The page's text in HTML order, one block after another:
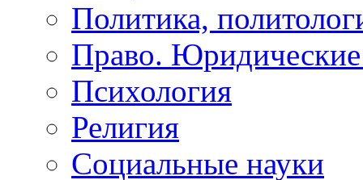
Политика,
Право.
Психология
Религия
Социальные науки